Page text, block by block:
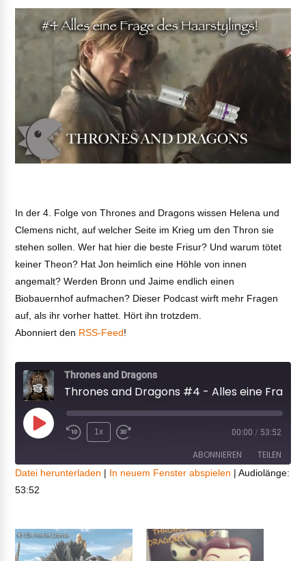
In der 4. Folge von Thrones and Dragons wissen Helena und
Clemens nicht, auf welcher Seite im Krieg um den Thron sie
stehen sollen. Wer hat hier die beste Frisur? Und warum tötet
keiner Theon? Hat Jon heimlich eine Höhle von innen
angemalt? Werden Bronn und Jaime endlich einen
Biobauernhof aufmachen? Dieser Podcast wirft mehr Fragen
auf, als ihr vorher hattet. Hört ihn trotzdem.
Abonniert den RSS-Feed!
Thrones and Dragons
Play
1x 00:00 / 53:52
ABONNIEREN TEILEN
TEILEN
EMBED
Datei herunterladen | In neuem Fenster abspielen |Audiolänge:
53:52